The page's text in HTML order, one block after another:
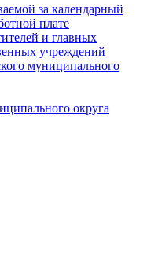
за календарный
плате
и главных
учреждений
муниципального
округа